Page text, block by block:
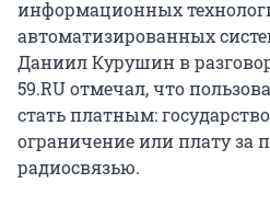
информационных
автоматизированных
Даниил Курушин в
59.RU отмечал, что
стать платным:
ограничение или плату за
радиосвязью.